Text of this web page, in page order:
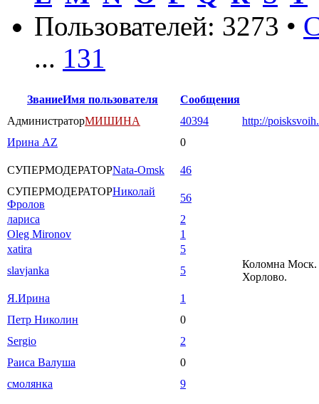
Пользователей: 3273 •
... 131
ЗваниеИмя пользователя
Сообщения
АдминистраторМИШИНА 40394
http://
Ирина AZ
0
СУПЕРМОДЕРАТОРNata-Omsk
46
СУПЕРМОДЕРАТОРНиколай
Фролов
56
лариса
2
Oleg Mironov
1
xatira
5
slavjanka
5
Коломна Моск.
Хорлово.
Я.Ирина
1
Петр Николин
0
Sergio
2
Раиса Валуша
0
смолянка
9